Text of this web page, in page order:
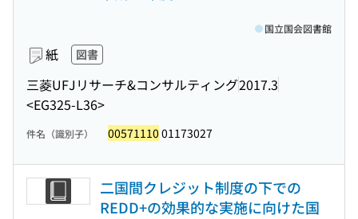
紙 図書
三菱UFJリサーチ&コンサルティング2017.3
<EG325-L36>
国立国会図書館
件名（識別子） 00571110 01173027
二国間クレジット制度の下での
REDD+の効果的な実施に向けた国